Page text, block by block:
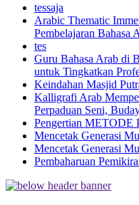
tessaja
Arabic Thematic
Pembelajaran Bahasa
tes
Guru Bahasa Arab di
untuk Tingkatkan
Keindahan Masjid
Kalligrafi Arab
Perpaduan Seni,
Pengertian
Mencetak Generasi
Mencetak Generasi
Pembaharuan